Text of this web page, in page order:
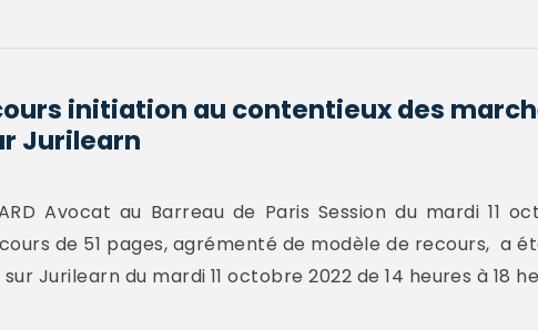
initiation au contentieux des
Jurilearn
Avocat au Barreau de Paris Session du mardi 11
de 51 pages, agrémenté de modèle de recours, a
Jurilearn du mardi 11 octobre 2022 de 14 heures à 18